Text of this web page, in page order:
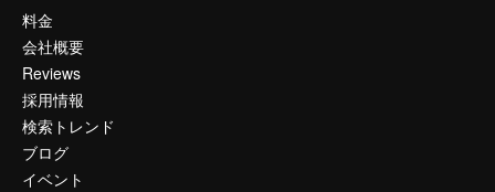
料金
会社概要
Reviews
採用情報
検索トレンド
ブログ
イベント